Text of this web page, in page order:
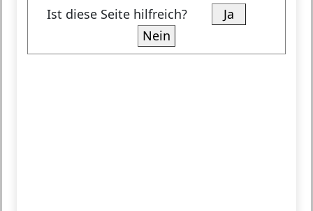
Ist diese Seite hilfreich?
Ja
Nein